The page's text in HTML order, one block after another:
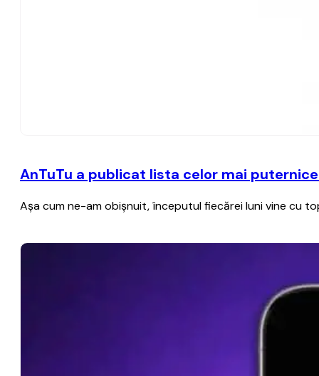
AnTuTu a publicat lista celor mai
Aşa cum ne-am obişnuit, începutul fiecărei luni vine cu